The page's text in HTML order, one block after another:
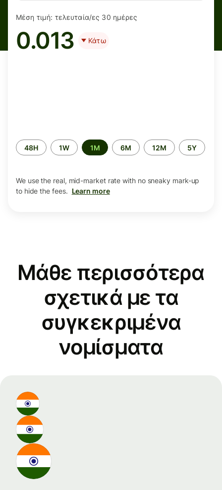
Μέση τιμή: τελευταία/ες 30 ημέρες
0.013 Κάτω
Time
period
48H 1W 1M 6M 12M 5Y
We use the real, mid-market rate with no sneaky mark-up
to hide the fees. Learn more
Μάθε περισσότερα
σχετικά με τα
συγκεκριμένα
νομίσματα